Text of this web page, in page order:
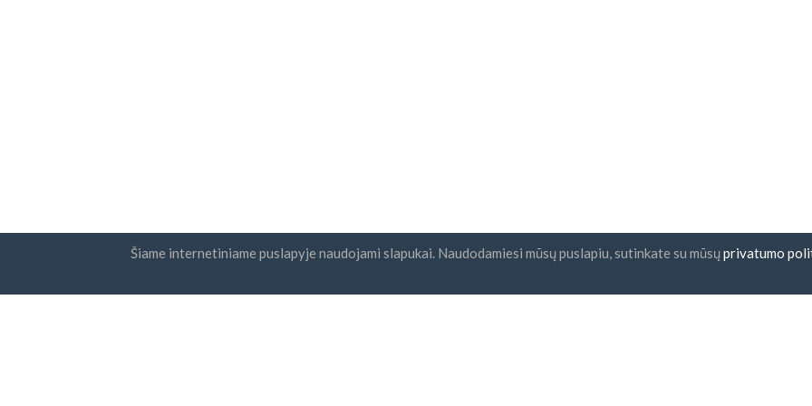
Šiame internetiniame puslapyje naudojami slapukai. Naudodamiesi mūsų puslapiu, sutinkate su mūsųprivatumo